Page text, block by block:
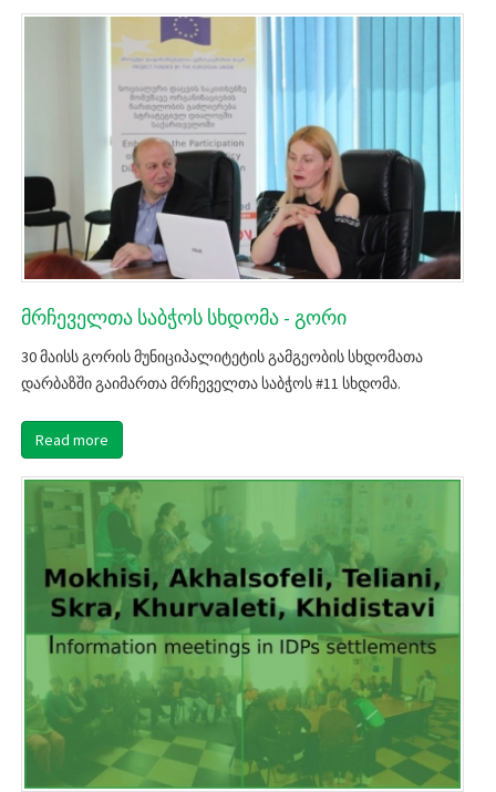
მრჩეველთა საბჭოს სხდომა - გორი
30 მაისს გორის მუნიციპალიტეტის გამგეობის სხდომათა
დარბაზში გაიმართა მრჩეველთა საბჭოს #11 სხდომა.
Read more